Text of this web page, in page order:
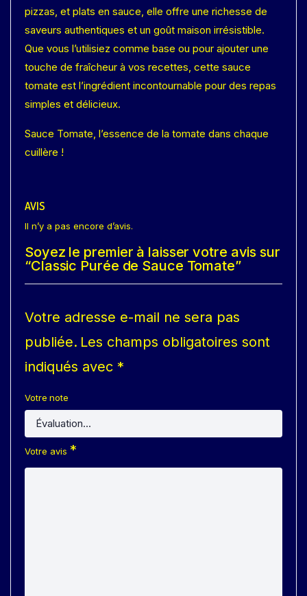
pizzas, et plats en sauce, elle offre une richesse de
saveurs authentiques et un goût maison irrésistible.
Que vous l’utilisiez comme base ou pour ajouter une
touche de fraîcheur à vos recettes, cette sauce
tomate est l’ingrédient incontournable pour des repas
simples et délicieux.
Sauce Tomate, l’essence de la tomate dans chaque
cuillère !
AVIS
Il n’y a pas encore d’avis.
Soyez le premier à laisser votre avis sur
“Classic Purée de Sauce Tomate”
Votre adresse e-mail ne sera pas
publiée. Les champs obligatoires sont
indiqués avec *
Votre note
Votre avis *